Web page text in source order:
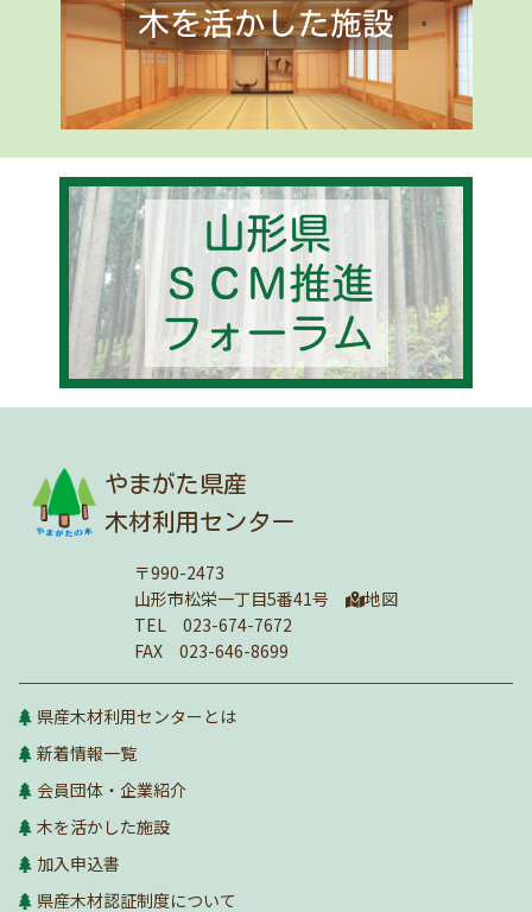
やまがた県産
木材利用センター
〒990-2473
山形市松栄一丁目5番41号
地図
TEL 023-674-7672
FAX 023-646-8699
県産木材利用センターとは
新着情報一覧
会員団体・企業紹介
木を活かした施設
加入申込書
県産木材認証制度について